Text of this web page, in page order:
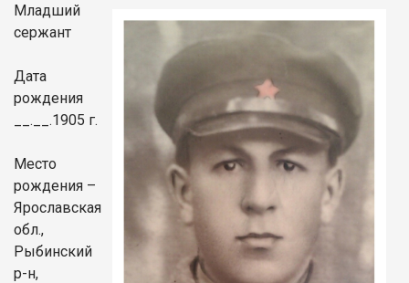
Младший
сержант
Дата
рождения
__.__.1905 г.
Место
рождения –
Ярославская
обл.,
Рыбинский
р-н,